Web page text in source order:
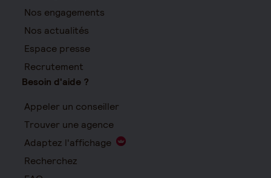
Nos engagements
Nos actualités
Espace presse
Recrutement
Besoin d'aide ?
Appeler un conseiller
Trouver une agence
Adaptez l'affichage
Recherchez